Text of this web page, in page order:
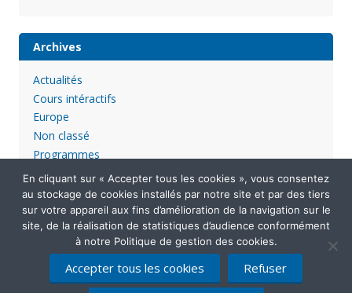
Archives
Actualités
Cours intéractifs
Europe
Non classé
Programmes
Mentions légales Politique de confidentialité
En cliquant sur « Accepter tous les cookies », vous consentez
au stockage de cookies installés par notre site et par des tiers
sur votre appareil aux fins d’amélioration de la navigation sur le
site, de la réalisation de statistiques d’audience conformément
à notre Politique de gestion des cookies.
Accepter tous les cookies Refuser